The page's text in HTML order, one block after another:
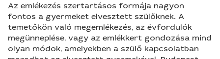
Az emlékezés szertartásos formája nagyon
fontos a gyermeket elvesztett szülőknek. A
temetőkön való megemlékezés, az évfordulók
megünneplése, vagy az emlékkert gondozása mind
olyan módok, amelyekben a szülő kapcsolatban